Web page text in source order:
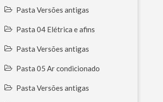
Pasta Versões antigas
Pasta 04 Elétrica e afins
Pasta Versões antigas
Pasta 05 Ar condicionado
Pasta Versões antigas